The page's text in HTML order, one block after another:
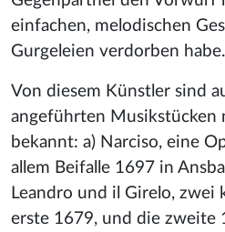
einfachen, melodischen
Gurgeleien verdorben habe.
Von diesem Künstler sind
angeführten Musikstücken
bekannt: a) Narciso, eine
allem Beifalle 1697 in
Leandro und il Girelo, zwei
erste 1679, und die zweite